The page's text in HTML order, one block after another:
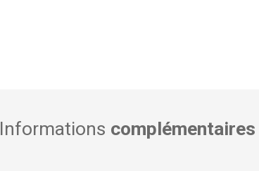
Informations complémentaires